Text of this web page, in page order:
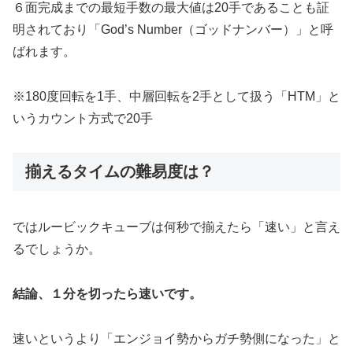
６面完成までの最短手数の最大値は20手であることも証
明されており「God’s Number（ゴッドナンバー）」と呼
ばれます。
※180度回転を1手、中層回転を2手として扱う「HTM」と
いうカウント方式で20手
揃えるタイムの難易度は？
ではルービックキューブは何秒で揃えたら「速い」と言え
るでしょうか。
結論、１分を切ったら速いです。
速いというより「エンジョイ勢からガチ勢側になった」と